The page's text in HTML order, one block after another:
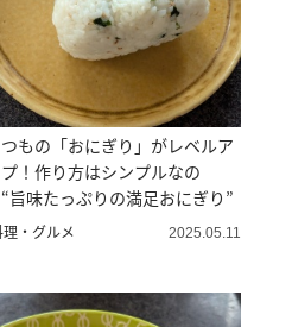
もの「おにぎり」がレベルア
！作り方はシンプルなの
旨味たっぷりの満足おにぎり”
理・グルメ 2025.05.11